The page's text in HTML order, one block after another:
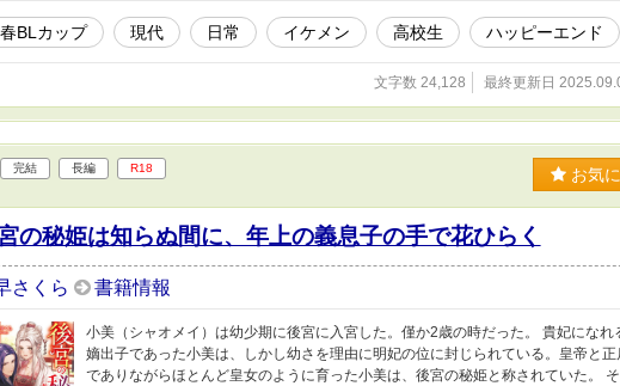
BLカップ​ 現代 日常 イケメン 高校生 ハッピーエンド
文字数 24,128 最終更新日
完結 長編 R18 お気
の秘姫は知らぬ間に、年上の義息子の手で花ひらく
さくら 書籍情報
小美（シャオメイ）は幼少期に後宮に入宮した。僅か2歳の時だった。 貴妃になれ
嫡出子であった小美は、しかし幼さを理由に明妃の位に封じられている。皇帝と
でありながらほとんど皇女のように育った小美は、後宮の秘姫と称されていた。